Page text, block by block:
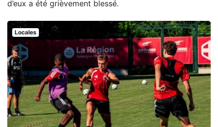
d’eux a été grièvement blessé.
Locales